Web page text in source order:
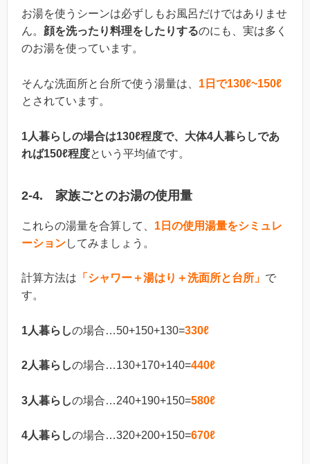
お湯を使うシーンは必ずしもお風呂だけではありませ
ん。 顔を洗ったり料理をしたりするのにも、実は多く
のお湯を使っています。
そんな洗面所と台所で使う湯量は、 1日で130ℓ~150ℓ
とされています。
1人暮らしの場合は130ℓ程度で、大体4人暮らしであ
れば150ℓ程度という平均値です。
2-4. 家族ごとのお湯の使用量
これらの湯量を合算して、 1日の使用湯量をシミュレ
ーションしてみましょう。
計算方法は 「シャワー＋湯はり＋洗面所と台所」 で
す。
1人暮らしの場合…50+150+130=330ℓ
2人暮らしの場合…130+170+140=440ℓ
3人暮らしの場合…240+190+150=580ℓ
4人暮らしの場合…320+200+150=670ℓ